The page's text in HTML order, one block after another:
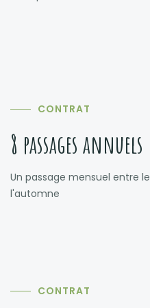
CONTRAT
8 passages annuels
Un passage mensuel entre
l'automne
CONTRAT